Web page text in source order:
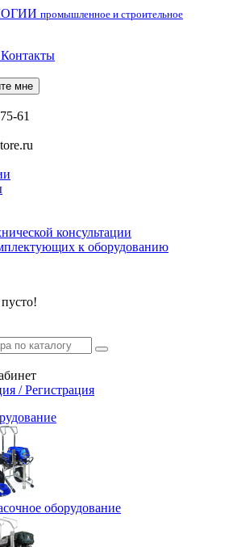
промышленное и строительное
Контакты
мне
61
консультации
к оборудованию
/ Регистрация
оборудование